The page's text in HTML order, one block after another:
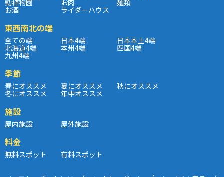
動植物園 お肉 麺類
お酒 ライダーハウス
東西南北の端
全ての端 日本4端 日本本土4端
北海道4端 本州4端 四国4端
九州4端
季節
春にオススメ 夏にオススメ 秋にオススメ
冬にオススメ 年中オススメ
施設
屋内施設 屋外施設
料金
無料スポット 有料スポット